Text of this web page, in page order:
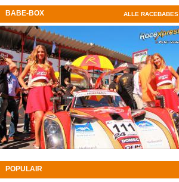
BABE-BOX ALLE RACEBABES
POPULAIR